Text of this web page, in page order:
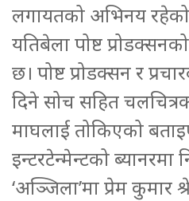
लगायतको अभिनय
यतिबेला पोष्ट
छ। पोष्ट प्रोडक्सन र
दिने सोच सहित
माघलाई तोकिएको
इन्टरटेन्मेन्टको ब्यानरमा
‘अञ्जिला’मा प्रेम कुमार